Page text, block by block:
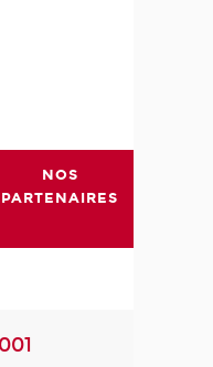
NOS
PARTENAIRES